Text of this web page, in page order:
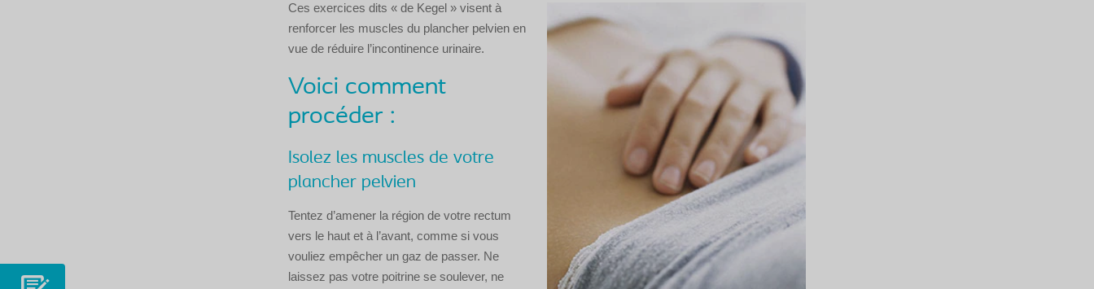
Ces exercices dits « de Kegel » visent à
renforcer les muscles du plancher pelvien en
vue de réduire l’incontinence urinaire.
Voici comment
procéder :
Isolez les muscles de votre
plancher pelvien
Tentez d’amener la région de votre rectum
vers le haut et à l’avant, comme si vous
vouliez empêcher un gaz de passer. Ne
laissez pas votre poitrine se soulever, ne